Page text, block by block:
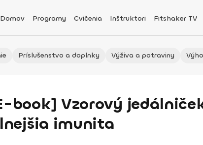
Domov Programy Cvičenia Inštruktori Fitshaker TV
Príslušenstvo a doplnky Výživa a potraviny
book] Vzorový
imunita